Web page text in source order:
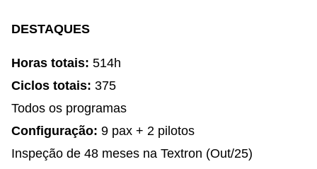
DESTAQUES
Horas totais: 514h
Ciclos totais: 375
Todos os programas
Configuração: 9 pax + 2 pilotos
Inspeção de 48 meses na Textron (Out/25)